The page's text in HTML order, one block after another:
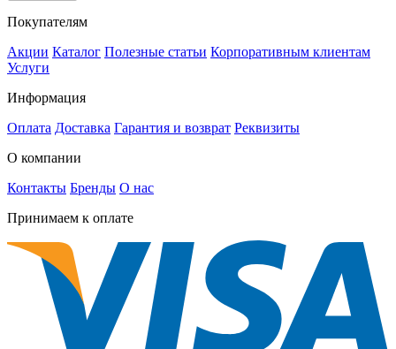
Покупателям
Акции Каталог Полезные статьи Корпоративным клиентам
Услуги
Информация
Оплата Доставка Гарантия и возврат Реквизиты
О компании
Контакты Бренды О нас
Принимаем к оплате